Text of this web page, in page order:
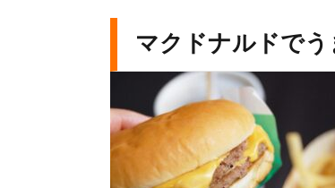
マクドナルドで